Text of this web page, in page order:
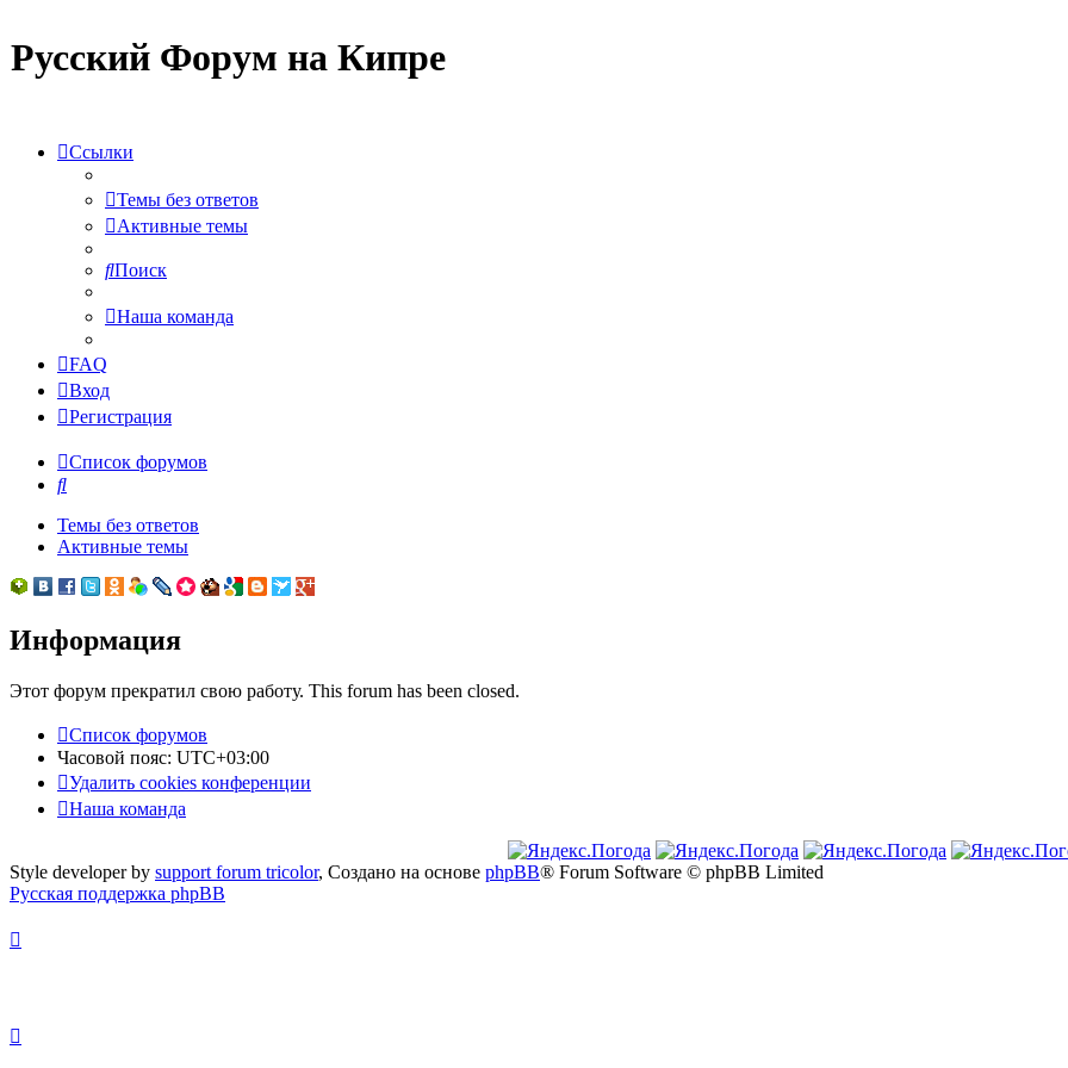
Русский Форум на Кипре
Ссылки
Темы без ответов
Активные темы
Поиск
Наша команда
FAQ
Вход
Регистрация
Список форумов
Поиск
Темы без ответов
Активные темы
Информация
Этот форум прекратил свою работу. This forum has been closed.
Список форумов
Часовой пояс: UTC+03:00
Удалить cookies конференции
Наша команда
Style developer by support forum tricolor, Создано на основе phpBB® Forum Software © phpBB Limited
Русская поддержка phpBB